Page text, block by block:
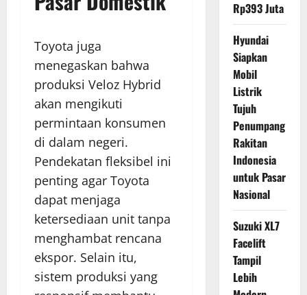
Toyota juga
menegaskan bahwa
produksi Veloz Hybrid
akan mengikuti
permintaan konsumen
di dalam negeri.
Pendekatan fleksibel ini
penting agar Toyota
dapat menjaga
ketersediaan unit tanpa
menghambat rencana
ekspor. Selain itu,
sistem produksi yang
Rp393 Juta
Hyundai
Siapkan
Mobil
Listrik
Tujuh
Penumpang
Rakitan
Indonesia
untuk Pasar
Nasional
Suzuki XL7
Facelift
Tampil
Lebih